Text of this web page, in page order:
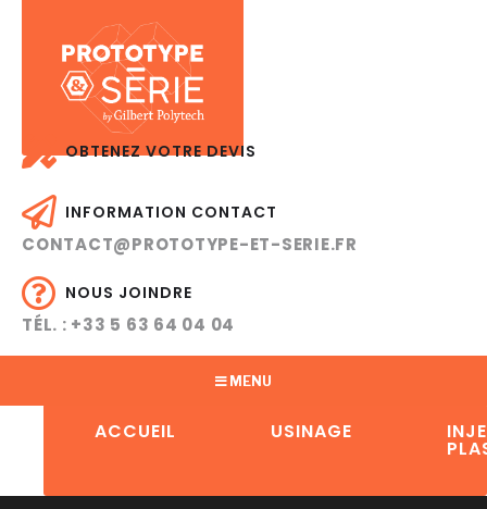
OBTENEZ VOTRE DEVIS
INFORMATION CONTACT
CONTACT@PROTOTYPE-ET-SERIE.FR
NOUS JOINDRE
TÉL. : +33 5 63 64 04 04
MENU
ACCUEIL USINAGE